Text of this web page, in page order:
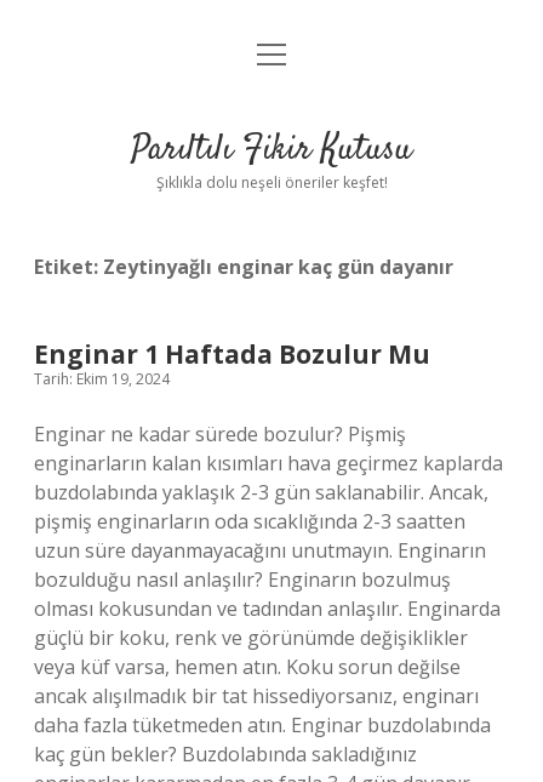
Anasayfa
Yasal Uyarı
menüyü
Parıltılı Fikir Kutusu
Şıklıkla dolu neşeli öneriler keşfet!
Etiket: Zeytinyağlı enginar kaç gün dayanır
Enginar 1 Haftada Bozulur Mu
Tarih: Ekim 19, 2024
Enginar ne kadar sürede bozulur? Pişmiş
enginarların kalan kısımları hava geçirmez kaplarda
buzdolabında yaklaşık 2-3 gün saklanabilir. Ancak,
pişmiş enginarların oda sıcaklığında 2-3 saatten
uzun süre dayanmayacağını unutmayın. Enginarın
bozulduğu nasıl anlaşılır? Enginarın bozulmuş
olması kokusundan ve tadından anlaşılır. Enginarda
güçlü bir koku, renk ve görünümde değişiklikler
veya küf varsa, hemen atın. Koku sorun değilse
ancak alışılmadık bir tat hissediyorsanız, enginarı
daha fazla tüketmeden atın. Enginar buzdolabında
kaç gün bekler? Buzdolabında sakladığınız